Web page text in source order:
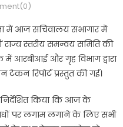
में आज सचिवालय सभागार में
स्तरीय समन्वय समिति की
आरबीआई और गृह विभाग द्वारा
रिपोर्ट प्रस्तुत की गई।
किया कि आज के
पर लगाम लगाने के लिए सभी